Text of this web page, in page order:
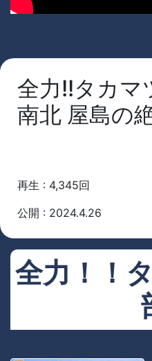
全力!!タカマ
南北 屋島の
再生 : 4,345回
公開 : 2024.4.26
全力！！